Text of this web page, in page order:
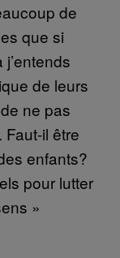
de
que si
de leurs
ne pas
il être
enfants?
pour lutter
»